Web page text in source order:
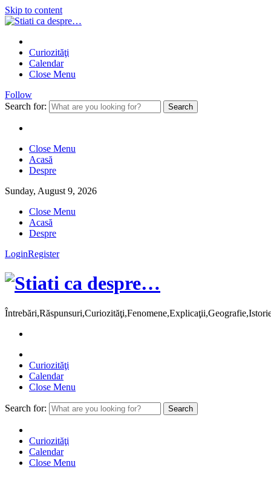
Skip to content
Curiozităţi
Calendar
Close Menu
Follow
Search for:
Close Menu
Acasă
Despre
Sunday, August 9, 2026
Close Menu
Acasă
Despre
LoginRegister
Curiozităţi
Calendar
Close Menu
Search for:
Curiozităţi
Calendar
Close Menu